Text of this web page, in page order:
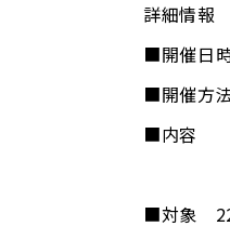
詳細情報
■開催日
■開催方
■内容 就
例）就
■対象 22